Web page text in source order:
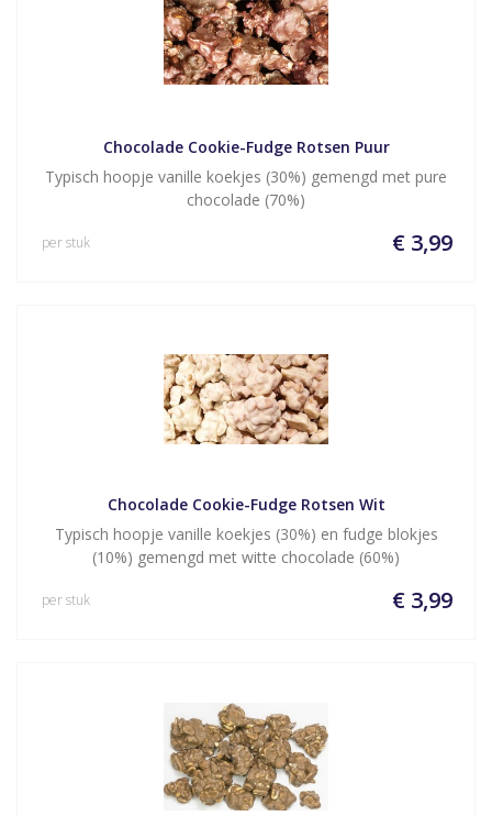
Chocolade Cookie-Fudge Rotsen Puur
Typisch hoopje vanille koekjes (30%) gemengd met pure
chocolade (70%)
€ 3,99
per stuk
Chocolade Cookie-Fudge Rotsen Wit
Typisch hoopje vanille koekjes (30%) en fudge blokjes
(10%) gemengd met witte chocolade (60%)
€ 3,99
per stuk